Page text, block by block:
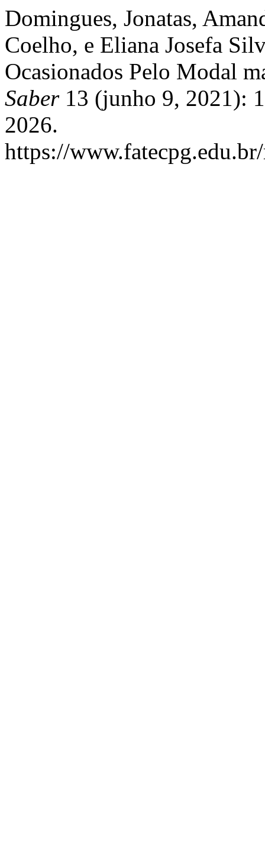
Domingues, Jonatas,
Coelho, e Eliana Josefa
Ocasionados Pelo Modal
Saber13 (junho 9, 2021):
2026.
https://